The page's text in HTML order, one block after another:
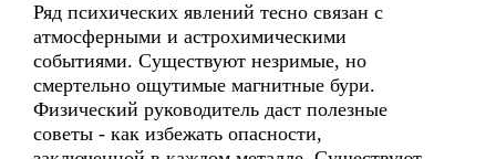
Ряд психических явлений тесно связан с
атмосферными и астрохимическими
событиями. Существуют незримые, но
смертельно ощутимые магнитные бури.
Физический руководитель даст полезные
советы - как избежать опасности,